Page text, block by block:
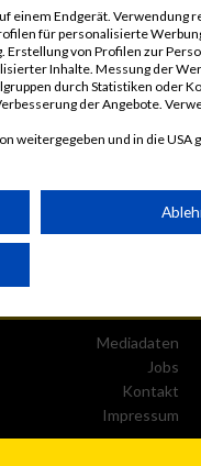
Mediadaten
Jobs
Kontakt
Impressum
einem Endgerät. Verwendung
für personalisierte
von Profilen zur
Inhalte. Messung der
durch Statistiken oder
der Angebote.
weitergegeben und in die USA
auf einem
von